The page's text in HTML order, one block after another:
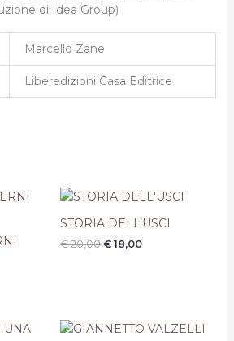
di Idea Group)
Marcello Zane
Liberedizioni Casa Editrice
STORIA DELL’USCI
€20,00
Il
originale
€ 20,00.
€ 18,00
attuale
€ 18,00.